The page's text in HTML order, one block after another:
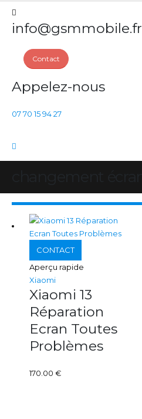
info@gsmmobile.fr
Contact
Appelez-nous
07 70 15 94 27
CONTACT
Aperçu rapide
Xiaomi
Xiaomi 13
Réparation
Ecran Toutes
Problèmes
170.00 €